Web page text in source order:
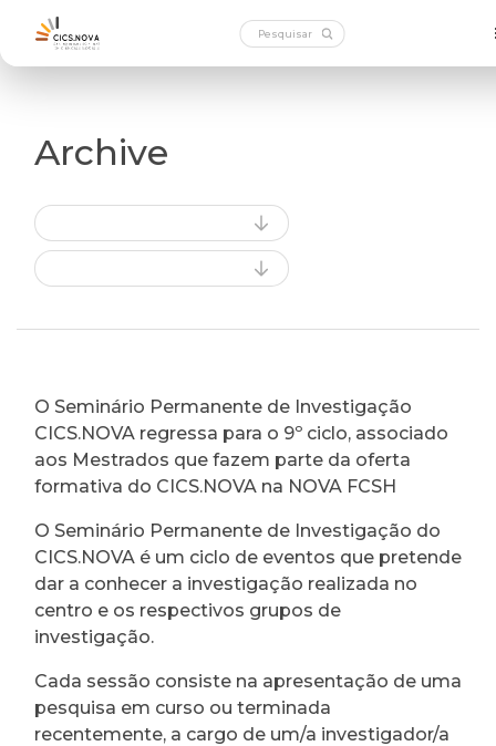
Archive
O Seminário Permanente de Investigação
CICS.NOVA regressa para o 9º ciclo, associado
aos Mestrados que fazem parte da oferta
formativa do CICS.NOVA na NOVA FCSH
O Seminário Permanente de Investigação do
CICS.NOVA é um ciclo de eventos que pretende
dar a conhecer a investigação realizada no
centro e os respectivos grupos de
investigação.
Cada sessão consiste na apresentação de uma
pesquisa em curso ou terminada
recentemente, a cargo de um/a investigador/a